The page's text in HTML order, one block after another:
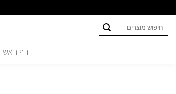
to
content
דף ראשי